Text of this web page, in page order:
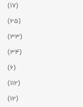
(17)
(25)
(33)
(34)
(6)
(112)
(12)